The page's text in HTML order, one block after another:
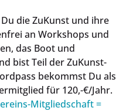
die ZuKunst und ihre
an Workshops und
das Boot und
bist Teil der ZuKunst-
bekommst Du als
für 120,-€/Jahr.
Mitgliedschaft =